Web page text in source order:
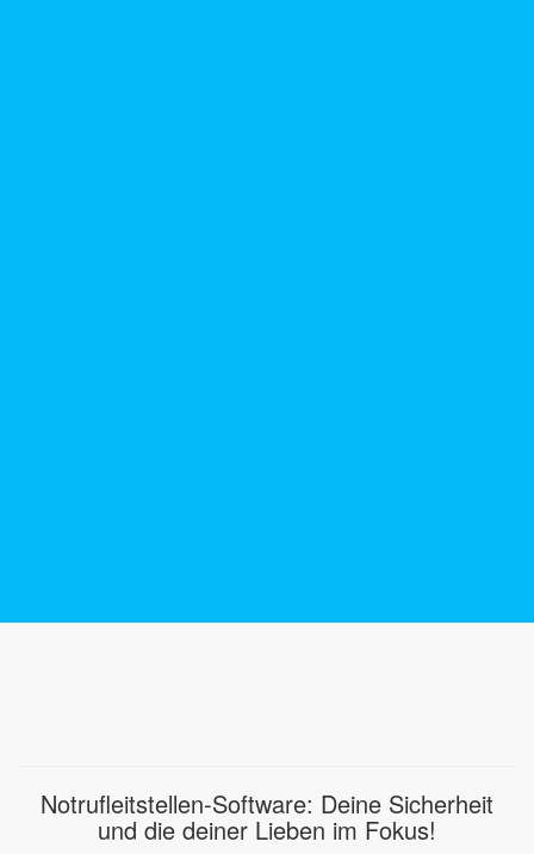
Notrufleitstellen-Software: Deine Sicherheit
und die deiner Lieben im Fokus!